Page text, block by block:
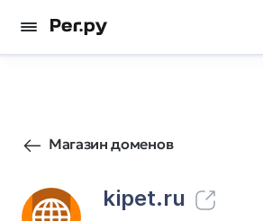
Магазин доменов
kipet.ru